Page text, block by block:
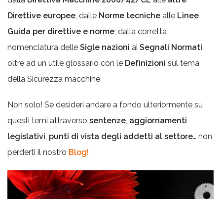
Direttive europee, dalle Norme tecniche alle Linee
Guida per direttive e norme; dalla corretta
nomenclatura delle Sigle nazioni ai Segnali Normati,
oltre ad un utile glossario con le Definizioni sul tema
della Sicurezza macchine.
Non solo! Se desideri andare a fondo ulteriormente su
questi temi attraverso sentenze, aggiornamenti
legislativi, punti di vista degli addetti al settore… non
perderti il nostro Blog!